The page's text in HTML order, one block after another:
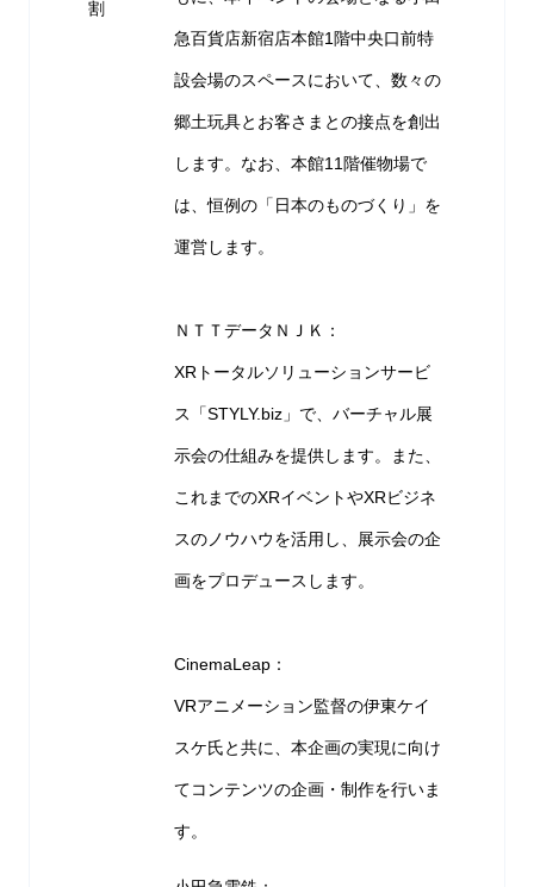
割
急百貨店新宿店本館1階中央口前特
設会場のスペースにおいて、数々の
郷土玩具とお客さまとの接点を創出
します。なお、本館11階催物場で
は、恒例の「日本のものづくり」を
運営します。
ＮＴＴデータＮＪＫ：
XRトータルソリューションサービ
ス「STYLY.biz」で、バーチャル展
示会の仕組みを提供します。また、
これまでのXRイベントやXRビジネ
スのノウハウを活用し、展示会の企
画をプロデュースします。
CinemaLeap：
VRアニメーション監督の伊東ケイ
スケ氏と共に、本企画の実現に向け
てコンテンツの企画・制作を行いま
す。